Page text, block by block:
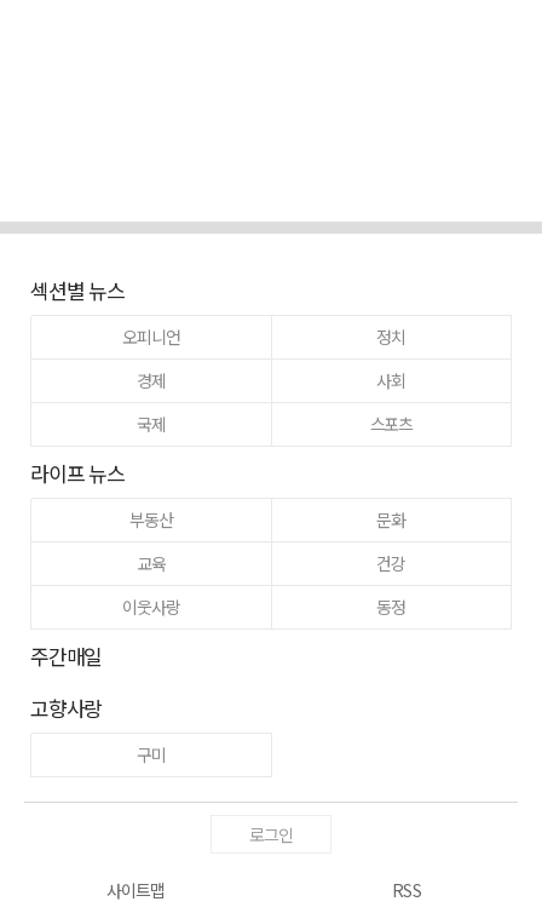
섹션별 뉴스
오피니언
정치
경제
사회
국제
스포츠
라이프 뉴스
부동산
문화
교육
건강
이웃사랑
동정
주간매일
고향사랑
구미
로그인
사이트맵 RSS